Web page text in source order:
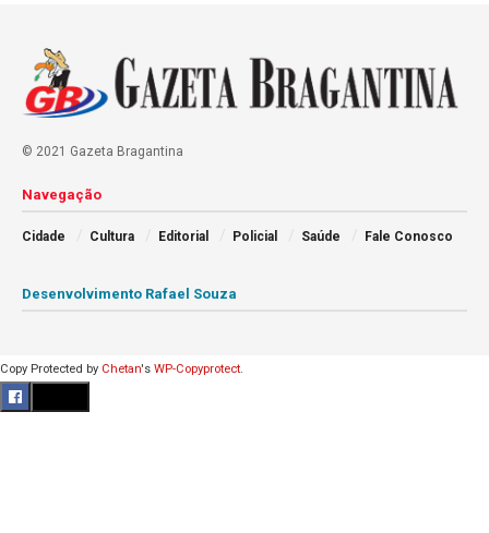
© 2021 Gazeta Bragantina
Navegação
Cidade Cultura Editorial Policial Saúde Fale Conosco
Desenvolvimento Rafael Souza
Copy Protected by Chetan's WP-Copyprotect